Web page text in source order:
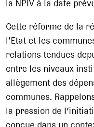
la NPIV à la date
Cette réforme de la
l’Etat et les
relations tendues
entre les niveaux
allègement des
communes.
la pression de